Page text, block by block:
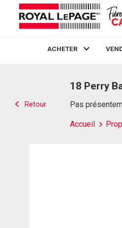
ACHETER
Retour
18 Perry
Pas
Accueil